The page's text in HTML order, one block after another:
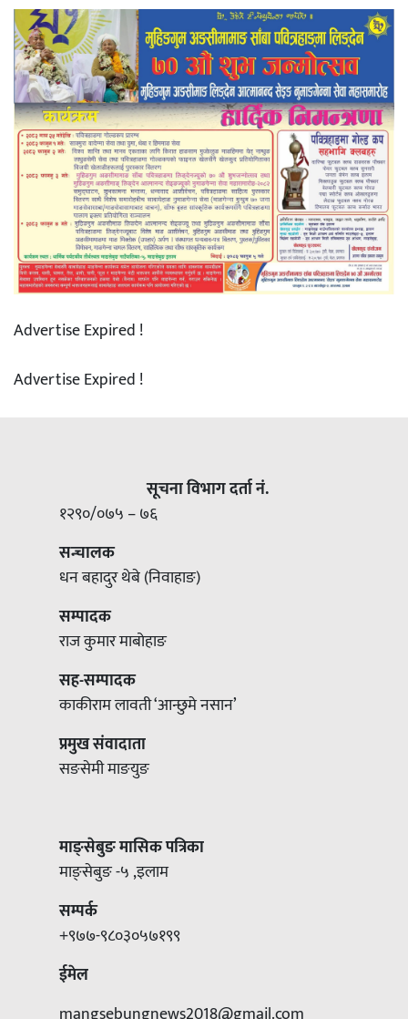
Advertise Expired !
Advertise Expired !
सूचना विभाग दर्ता नं.
१२९०/०७५ – ७६
सन्चालक
धन बहादुर थेबे (निवाहाङ)
सम्पादक
राज कुमार माबोहाङ
सह-सम्पादक
काकीराम लावती ‘आन्छुमे नसान’
प्रमुख संवादाता
सङसेमी माङयुङ
माङ्सेबुङ मासिक पत्रिका
माङ्सेबुङ -५ ,इलाम
सम्पर्क
+९७७-९८०३०५७१९९
ईमेल